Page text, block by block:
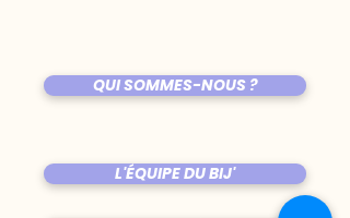
QUI SOMMES-NOUS ?
L'ÉQUIPE DU BIJ'